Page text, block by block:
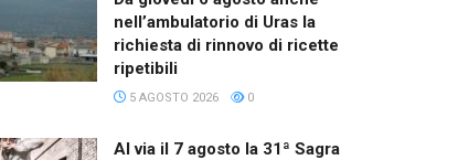
nell’ambulatorio di Uras la
richiesta di rinnovo di ricette
ripetibili
5 AGOSTO 2026 0
Al via il 7 agosto la 31ª Sagra